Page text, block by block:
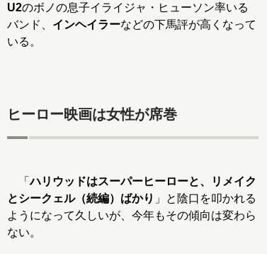
U2のボノの息子イライジャ・ヒューソン率いる
バンド、 インヘイラーなどの下馬評が高くなって
いる。
ヒーロー映画は女性が席巻
「ハリウッドはスーパーヒーローと、リメイク
とシークェル（続編）ばかり 」と陰口を叩かれる
ようになって久しいが、今年もその傾向は変わら
ない。